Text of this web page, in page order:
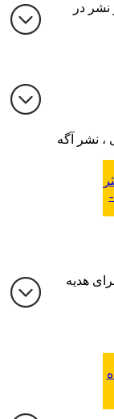
نشر در
، نشر آگه
هدیه